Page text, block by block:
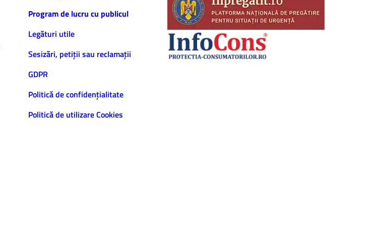
Program de lucru cu publicul
Legături utile
Sesizări, petiţii sau reclamații
GDPR
Politică de confidenţialitate
Politică de utilizare Cookies